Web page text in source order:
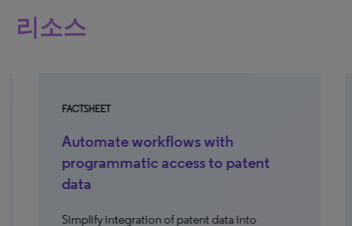
리소스
FACTSHEET
Automate workflows with
programmatic access to patent
data
Simplify integration of patent data into